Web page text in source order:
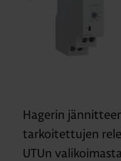
Hagerin
tarkoitettujen
UTUn